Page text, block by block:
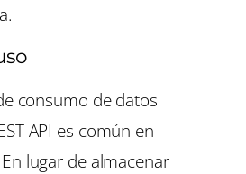
consumo de datos
API es común en
lugar de almacenar